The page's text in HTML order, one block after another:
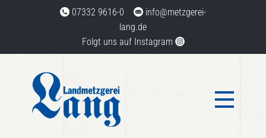
07332 9616-0
info@metzgerei-
lang.de
Folgt uns auf Instagram